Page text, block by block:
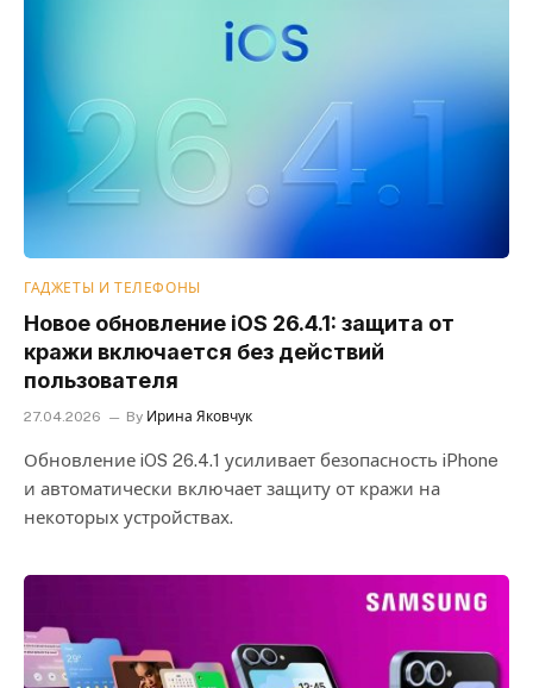
ГАДЖЕТЫ И ТЕЛЕФОНЫ
Новое обновление iOS 26.4.1: защита от
кражи включается без действий
пользователя
27.04.2026 By Ирина Яковчук
Обновление iOS 26.4.1 усиливает безопасность iPhone
и автоматически включает защиту от кражи на
некоторых устройствах.